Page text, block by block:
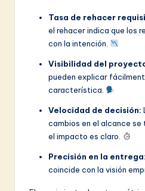
Tasa de rehacer
el rehacer indica que los
con la intención.
Visibilidad del
pueden explicar
característica.
Velocidad de decisión:
cambios en el alcance se
el impacto es claro.
Precisión en la entrega:
coincide con la visión